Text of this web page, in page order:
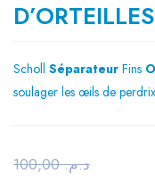
Scholl Séparateur Fins
soulager les œils de
د.م.100,00